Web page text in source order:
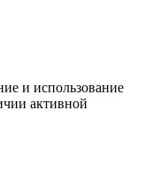
и использование
активной